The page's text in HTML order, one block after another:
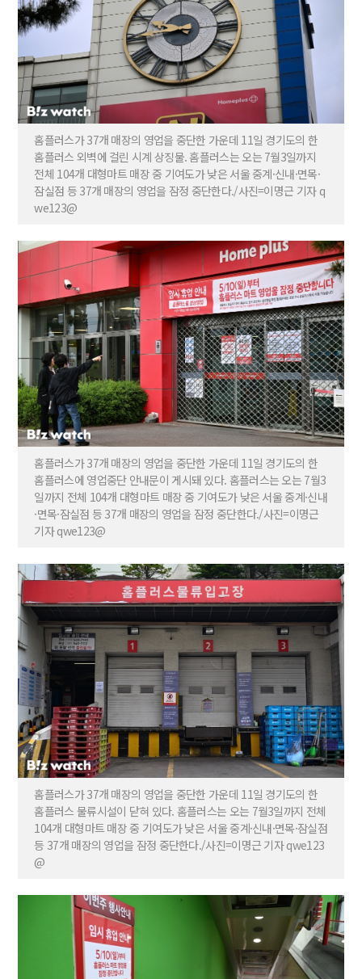
홈플러스가 37개 매장의 영업을 중단한 가운데 11일 경기도의 한
홈플러스 외벽에 걸린 시계 상징물. 홈플러스는 오는 7월3일까지
전체 104개 대형마트 매장 중 기여도가 낮은 서울 중계·신내·면목·
잠실점 등 37개 매장의 영업을 잠정 중단한다./사진=이명근 기자 q
we123@
홈플러스가 37개 매장의 영업을 중단한 가운데 11일 경기도의 한
홈플러스에 영업중단 안내문이 게시돼 있다. 홈플러스는 오는 7월3
일까지 전체 104개 대형마트 매장 중 기여도가 낮은 서울 중계·신내
·면목·잠실점 등 37개 매장의 영업을 잠정 중단한다./사진=이명근
기자 qwe123@
홈플러스가 37개 매장의 영업을 중단한 가운데 11일 경기도의 한
홈플러스 물류시설이 닫혀 있다. 홈플러스는 오는 7월3일까지 전체
104개 대형마트 매장 중 기여도가 낮은 서울 중계·신내·면목·잠실점
등 37개 매장의 영업을 잠정 중단한다./사진=이명근 기자 qwe123
@